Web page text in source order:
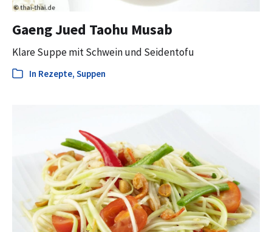
Gaeng Jued Taohu Musab
Klare Suppe mit Schwein und Seidentofu
In Rezepte, Suppen